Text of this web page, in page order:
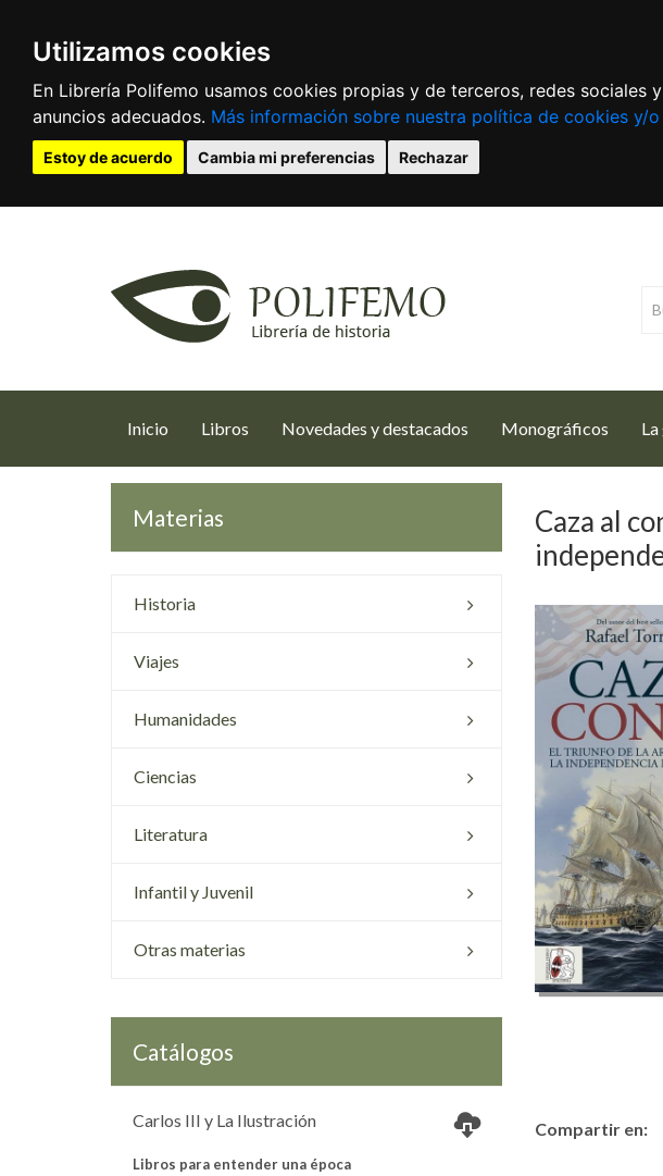
Utilizamos cookies
En Librería Polifemo usamos cookies propias y de terceros, redes
anuncios adecuados. Más información sobre nuestra política de cookies y/
Estoy de acuerdo Cambia mi preferencias Rechazar
Inicio (current)
Libros Novedades y destacados Monográficos
Materias
Historia
Viajes
Humanidades
Ciencias
Literatura
Infantil y Juvenil
Otras materias
Catálogos
Carlos III y La Ilustración
Libros para entender una época
Caza al
Compartir en: